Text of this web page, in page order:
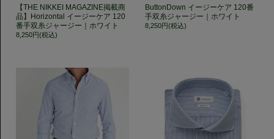
【THE NIKKEI MAGAZINE掲載商
品】Horizontal イージーケア 120
番手双糸ジャージー｜ホワイト
8,250円(税込)
ButtonDown イージーケア 120番
手双糸ジャージー｜ホワイト
8,250円(税込)